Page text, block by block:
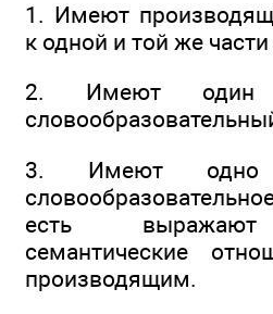
1. Имеют
к одной и той же части
2. Имеют
3. Имеют
есть выражают
семантические
производящим.